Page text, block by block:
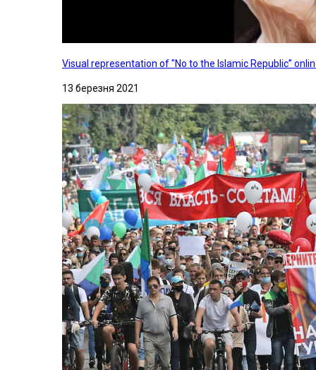
Visual representation of "No to the Islamic Republic”
13 березня 2021